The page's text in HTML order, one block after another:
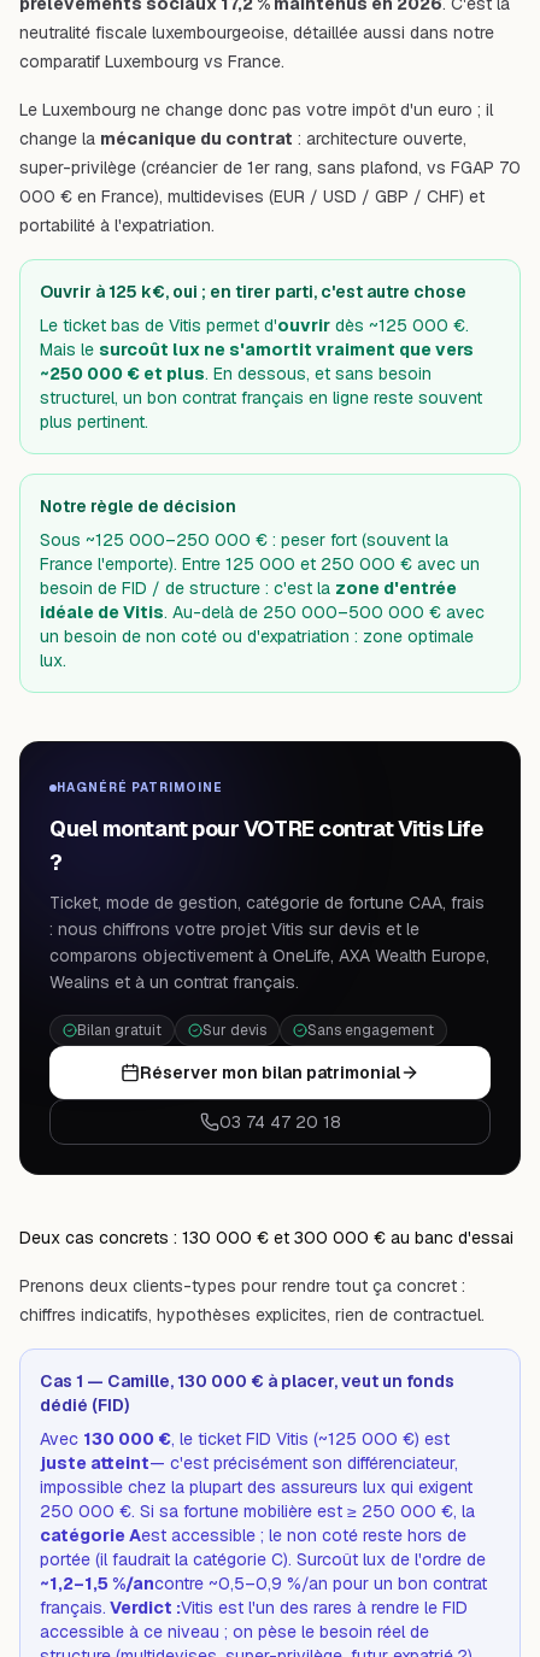
neutralité fiscale luxembourgeoise, détaillée aussi dans notre
comparatif Luxembourg vs France.
Le Luxembourg ne change donc pas votre impôt d'un euro ; il
change la mécanique du contrat : architecture ouverte,
super-privilège (créancier de 1er rang, sans plafond, vs FGAP 70
000 € en France), multidevises (EUR / USD / GBP / CHF) et
portabilité à l'expatriation.
Ouvrir à 125 k€, oui ; en tirer parti, c'est autre chose
Le ticket bas de Vitis permet d'ouvrir dès ~125 000 €.
Mais le surcoût lux ne s'amortit vraiment que vers
~250 000 € et plus. En dessous, et sans besoin
structurel, un bon contrat français en ligne reste souvent
plus pertinent.
Notre règle de décision
Sous ~125 000–250 000 € : peser fort (souvent la
France l'emporte). Entre 125 000 et 250 000 € avec un
besoin de FID / de structure : c'est la zone d'entrée
idéale de Vitis. Au-delà de 250 000–500 000 € avec
un besoin de non coté ou d'expatriation : zone optimale
lux.
HAGNÉRÉ PATRIMOINE
Quel montant pour VOTRE contrat Vitis Life
?
Ticket, mode de gestion, catégorie de fortune CAA, frais
: nous chiffrons votre projet Vitis sur devis et le
comparons objectivement à OneLife, AXA Wealth Europe,
Wealins et à un contrat français.
Bilan gratuit Sur devis Sans engagement
Réserver mon bilan patrimonial
03 74 47 20 18
Deux cas concrets : 130 000 € et 300 000 € au banc d'essai
Prenons deux clients-types pour rendre tout ça concret :
chiffres indicatifs, hypothèses explicites, rien de contractuel.
Cas 1 — Camille, 130 000 € à placer, veut un fonds
dédié (FID)
Avec 130 000 €, le ticket FID Vitis (~125 000 €) est
juste atteint— c'est précisément son différenciateur,
impossible chez la plupart des assureurs lux qui exigent
250 000 €. Si sa fortune mobilière est ≥ 250 000 €, la
catégorie Aest accessible ; le non coté reste hors de
portée (il faudrait la catégorie C). Surcoût lux de l'ordre de
~1,2–1,5 %/ancontre ~0,5–0,9 %/an pour un bon contrat
français. Verdict :Vitis est l'un des rares à rendre le FID
accessible à ce niveau ; on pèse le besoin réel de